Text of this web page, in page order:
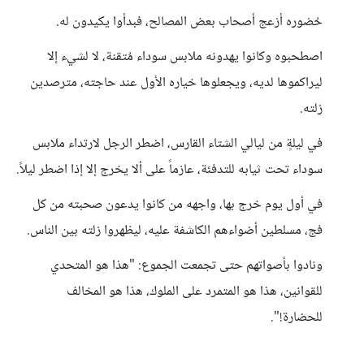
حُضوره أزعج أصحاب بعض المصالح، فبدأوا يكيدون له.
اصطحبوه وكانوا يهدونه ملابس سوداء مُتقنة، لا لشيء إلا
ليراكموها لديه، ويجعلوها خياره الأول عند حاجته، مترصدين
زلته.
في ليلةٍ من ليالي الشتاء القارس، اضطر الرجل لارتداء ملابس
سوداء تحت ثيابه للتدفئة، عازماً على ألا يخرج إلا إذا اضطر ليلاً.
في أول يوم خرج بها، واجهه من كانوا يدعون صحبته من كل
فج، مسلطين أضواءهم الكاشفة عليه، ليظهروا زلته بين الناس.
ونادوا بأصواتهم حتى تجمعت الجموع: "هذا هو المتحدي
للقوانين، هذا هو المتمرد على الملوك، هذا هو المخالف
للحضارة!".